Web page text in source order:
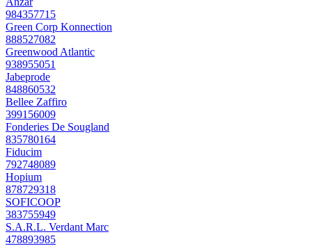
984357715
Green Corp Konnection
888527082
Greenwood Atlantic
938955051
Jabeprode
848860532
Bellee Zaffiro
399156009
Fonderies De Sougland
835780164
Fiducim
792748089
Hopium
878729318
SOFICOOP
383755949
S.A.R.L. Verdant Marc
478893985